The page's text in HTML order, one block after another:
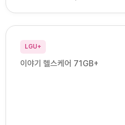
LGU+
이야기 헬스케어 71GB+